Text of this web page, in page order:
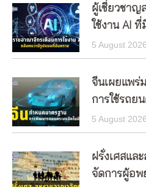
ผู้เชี่ยวชาญ
ใช้งาน AI
5 August 2026
จีนเผยแพร่
การใช้รถย
5 August 2026
ฝรั่งเศสแล
จัดการผู้อ